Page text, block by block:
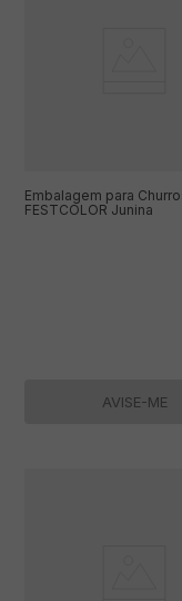
Embalagem para
FESTCOLOR Junina
AVISE-ME